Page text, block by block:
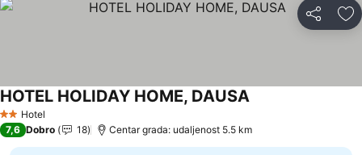
Deli
2 Zvezdice
Hotel
HOTEL HOLIDAY HOME, DAUSA
7,6 Dobro 18 Centar grada: udaljenost 5.5 km